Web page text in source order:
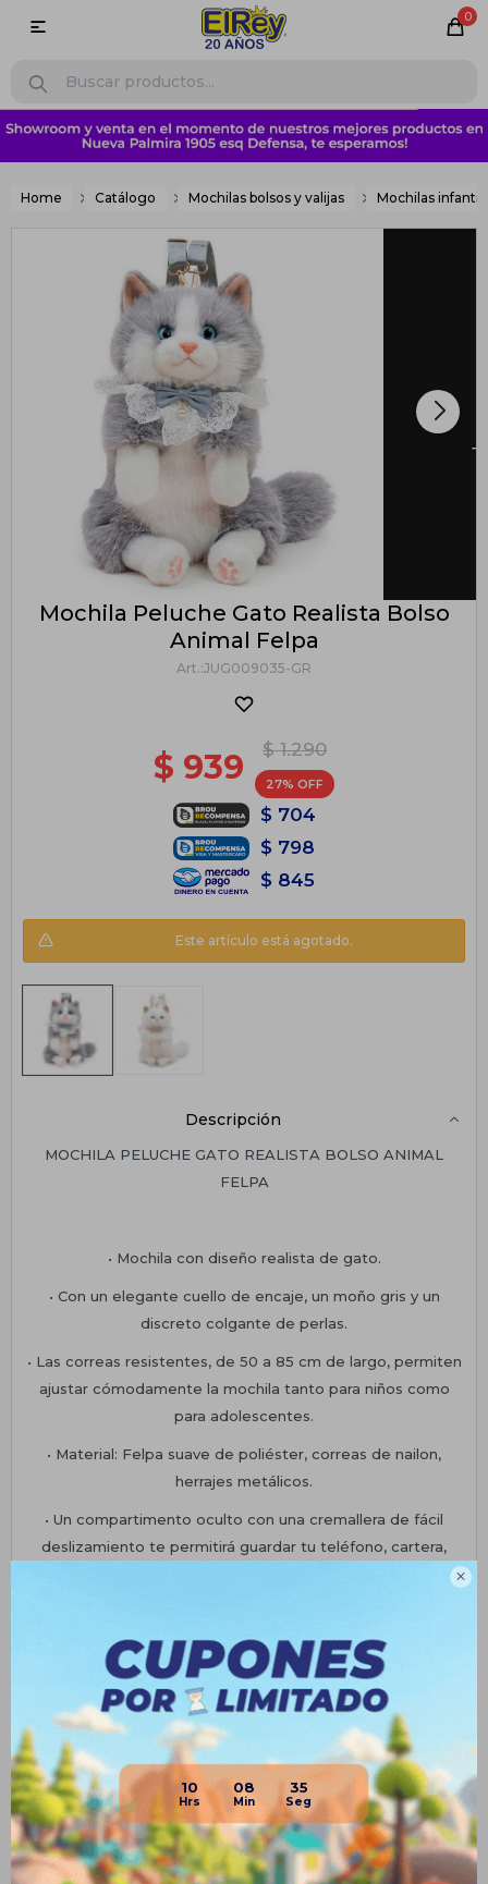

10 08 35
0

Home Catálogo Mochilas bolsos y valijas Mochilas
Mochila Peluche Gato Realista Bolso
Animal Felpa
JUG009035-GR
$ 1.290
$ 939 27
$ 704
$ 798
$ 845
Este artículo está agotado.
Descripción
MOCHILA PELUCHE GATO REALISTA BOLSO ANIMAL
FELPA
• Mochila con diseño realista de gato.
• Con un elegante cuello de encaje, un moño gris y un
discreto colgante de perlas.
• Las correas resistentes, de 50 a 85 cm de largo, permiten
ajustar cómodamente la mochila tanto para niños como
para adolescentes.
• Material: Felpa suave de poliéster, correas de nailon,
herrajes metálicos.
• Un compartimento oculto con una cremallera de fácil
deslizamiento te permitirá guardar tu teléfono, cartera,
• Dimensiones: 35cm (alto)
Planes de cuotas
Envíos
Medios de pago